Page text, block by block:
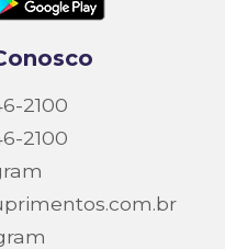
2100
2100